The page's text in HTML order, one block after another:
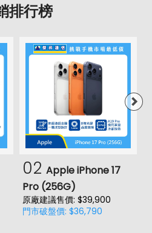
排行榜
02 Apple iPhone 17
Pro (256G)
原廠建議售價: $39,900
門市破盤價: $36,790